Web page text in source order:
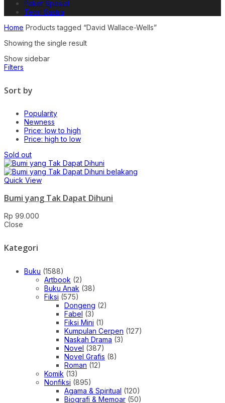
Paket Spesial
Teori Sastra
Home Products tagged “David Wallace-Wells”
Showing the single result
Show sidebar
Filters
Sort by
Popularity
Newness
Price: low to high
Price: high to low
Sold out
Quick View
Bumi yang Tak Dapat Dihuni
Rp 99.000
Close
Kategori
Buku (1588)
Artbook (2)
Buku Anak (38)
Fiksi (575)
Dongeng (2)
Fabel (3)
Fiksi Mini (1)
Kumpulan Cerpen (127)
Naskah Drama (3)
Novel (387)
Novel Grafis (8)
Roman (12)
Komik (13)
Nonfiksi (895)
Agama & Spiritual (120)
Biografi & Memoar (50)